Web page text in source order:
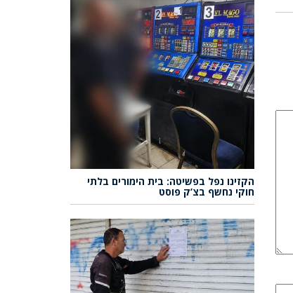
הקזינו נפל בפשיטה: בית הימורים בלתי
חוקי נחשף בצ’ק פוסט